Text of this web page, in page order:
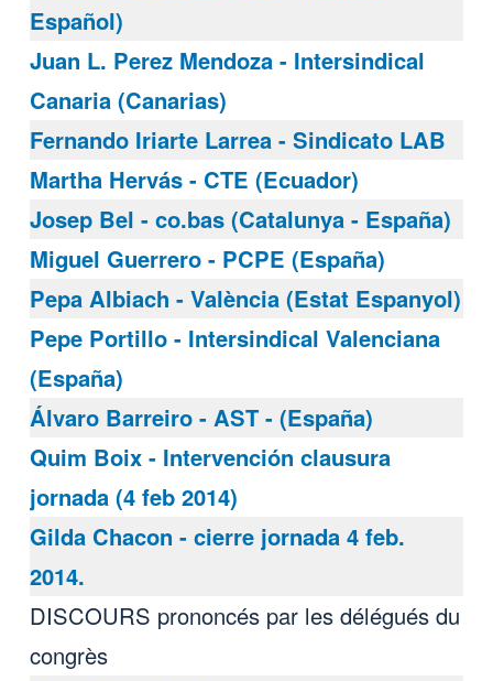
Español)
Juan L. Perez Mendoza - Intersindical
Canaria (Canarias)
Fernando Iriarte Larrea - Sindicato LAB
Martha Hervás - CTE (Ecuador)
Josep Bel - co.bas (Catalunya - España)
Miguel Guerrero - PCPE (España)
Pepa Albiach - València (Estat Espanyol)
Pepe Portillo - Intersindical Valenciana
(España)
Álvaro Barreiro - AST - (España)
Quim Boix - Intervención clausura
jornada (4 feb 2014)
Gilda Chacon - cierre jornada 4 feb.
2014.
DISCOURS prononcés par les délégués du
congrès